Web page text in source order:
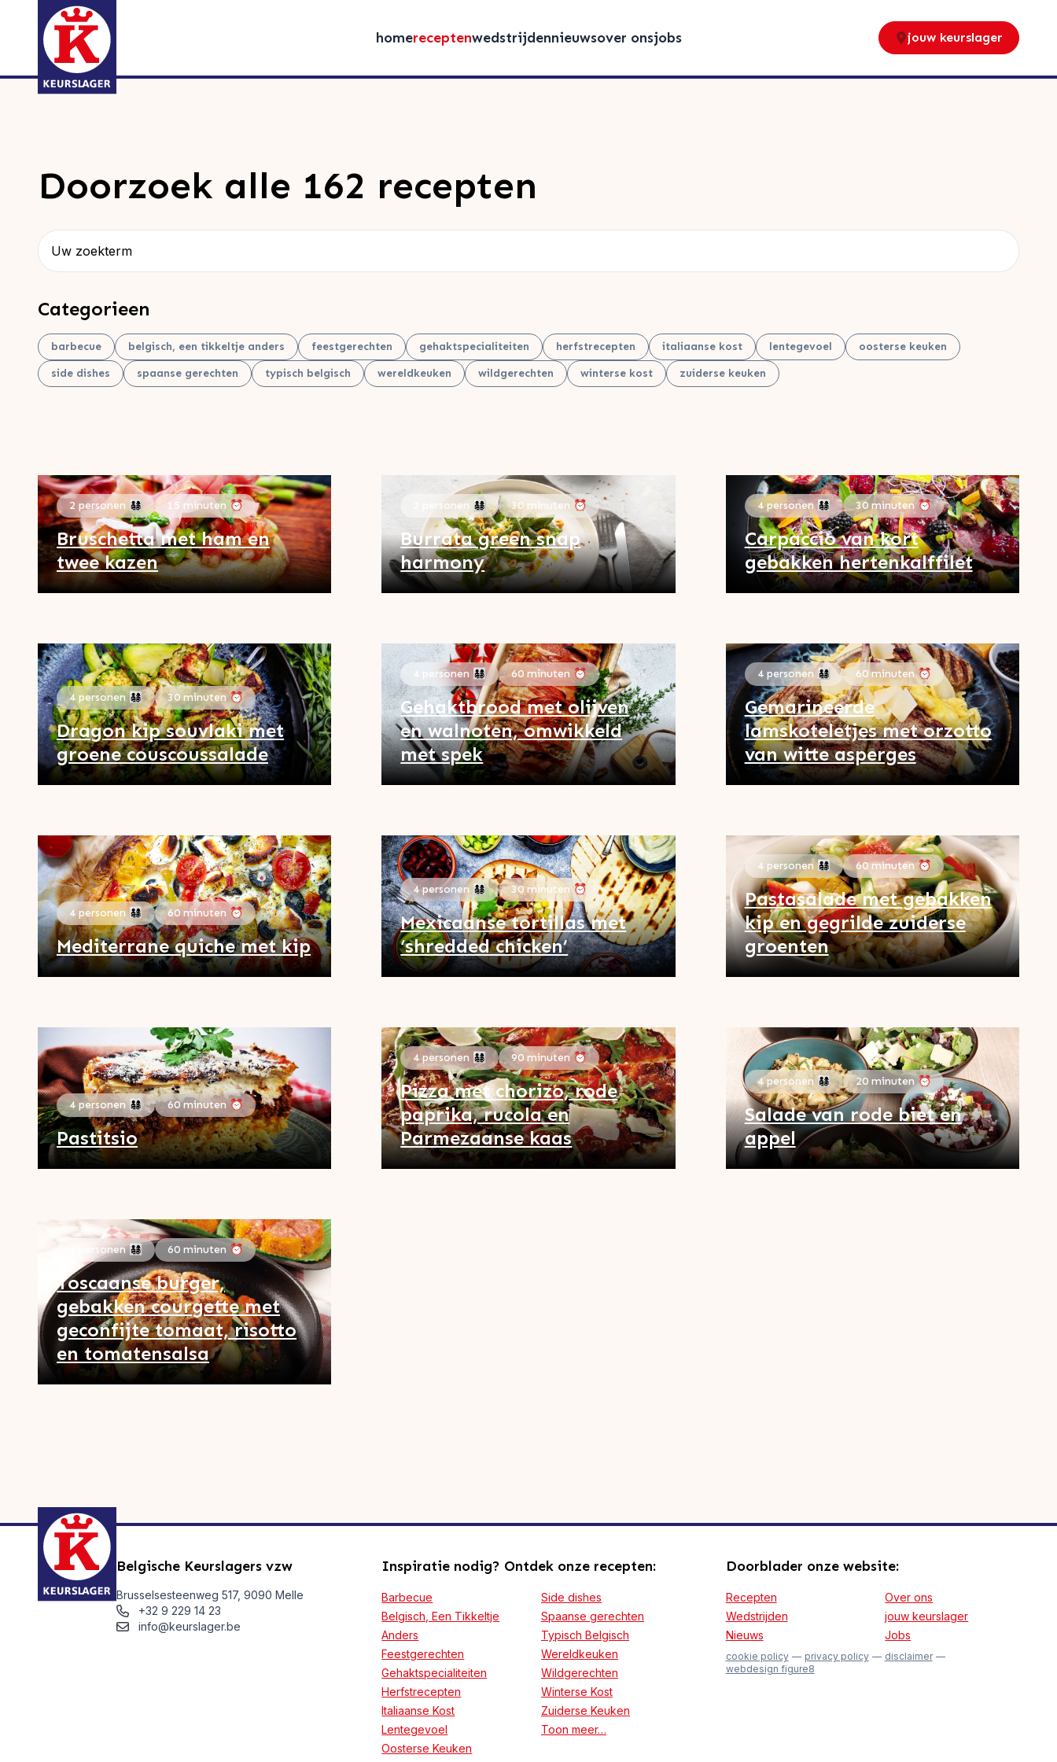
homereceptenwedstrijdennieuwsover onsjobs jouw keurslager
Doorzoek alle 162 recepten
Categorieen
barbecue belgisch, een tikkeltje anders feestgerechten gehaktspecialiteiten herfstrecepten italiaanse kost lentegevoel
oosterse keuken
side dishes
spaanse gerechten typisch belgisch wereldkeuken wildgerechten winterse kost zuiderse keuken
2 personen 👨‍👩‍👧‍👦 15 minuten ⏰
Bruschetta met ham en
twee kazen
2 personen 👨‍👩‍👧‍👦 30 minuten ⏰
Burrata green snap
harmony
4 personen 👨‍👩‍👧‍👦 30 minuten ⏰
Carpaccio van kort
gebakken hertenkalffilet
4 personen 👨‍👩‍👧‍👦 30 minuten ⏰
Dragon kip souvlaki met
groene couscoussalade
4 personen 👨‍👩‍👧‍👦 60 minuten ⏰
Gehaktbrood met olijven
en walnoten, omwikkeld
met spek
4 personen 👨‍👩‍👧‍👦 60 minuten ⏰
Gemarineerde
lamskoteletjes met orzotto
van witte asperges
4 personen 👨‍👩‍👧‍👦 60 minuten ⏰
Mediterrane quiche met kip
4 personen 👨‍👩‍👧‍👦 30 minuten ⏰
Mexicaanse tortillas met
‘shredded chicken’
4 personen 👨‍👩‍👧‍👦 60 minuten ⏰
Pastasalade met gebakken
kip en gegrilde zuiderse
groenten
4 personen 👨‍👩‍👧‍👦 60 minuten ⏰
Pastitsio
4 personen 👨‍👩‍👧‍👦 90 minuten ⏰
Pizza met chorizo, rode
paprika, rucola en
Parmezaanse kaas
4 personen 👨‍👩‍👧‍👦 20 minuten ⏰
Salade van rode biet en
appel
4 personen 👨‍👩‍👧‍👦 60 minuten ⏰
Toscaanse burger,
gebakken courgette met
geconfijte tomaat, risotto
en tomatensalsa
Belgische Keurslagers vzw
Brusselsesteenweg 517, 9090 Melle
+32 9 229 14 23
info@keurslager.be
Inspiratie nodig? Ontdek onze recepten:
Barbecue
Belgisch, Een Tikkeltje
Anders
Feestgerechten
Gehaktspecialiteiten
Herfstrecepten
Italiaanse Kost
Lentegevoel
Oosterse Keuken
Side dishes
Spaanse gerechten
Typisch Belgisch
Wereldkeuken
Wildgerechten
Winterse Kost
Zuiderse Keuken
Toon meer…
Doorblader onze website:
Recepten
Wedstrijden
Nieuws
Over ons
jouw keurslager
Jobs
cookie policy privacy policy
disclaimer
webdesign figure8